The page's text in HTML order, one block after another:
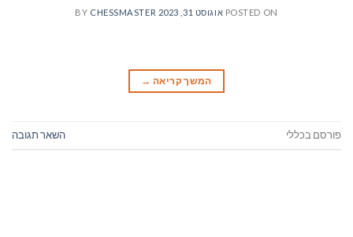
POSTED ON אוגוסט 31, 2023 BY CHESSMASTER
המשך קריאה →
פורסם בכללי השאר תגובה